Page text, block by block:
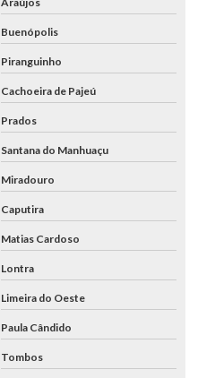
Buenópolis
Piranguinho
Cachoeira de Pajeú
Prados
Santana do Manhuaçu
Miradouro
Caputira
Matias Cardoso
Lontra
Limeira do Oeste
Paula Cândido
Tombos